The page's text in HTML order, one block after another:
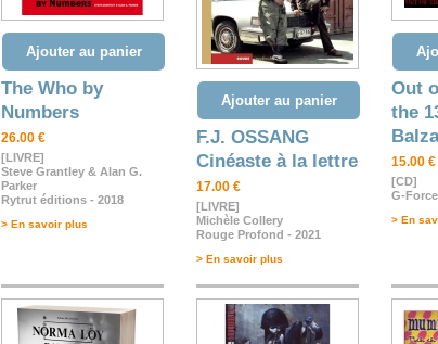
Ajouter au panier
The Who by
Numbers
26.00 €
[LIVRE]
Steve Grantley & Alan G.
Parker
Rytrut éditions - 2018
> En savoir plus
Ajouter au panier
F.J. OSSANG
Cinéaste à la lettre
17.00 €
[LIVRE]
Michèle Collery
Rouge Profond - 2021
> En savoir plus
Out
the
15.00 €
[CD]
G-
> En